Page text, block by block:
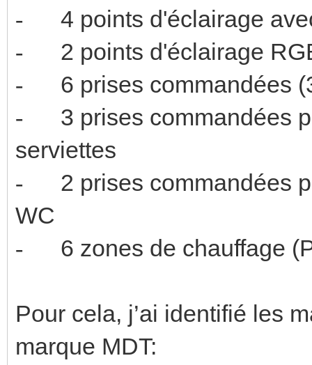
- 4 points
- 2 points
- 6 prises
-
3 prises commandées
-
2 prises commandées
- 6 zones de chauffage
Pour cela, j’ai identifié les
marque MDT: